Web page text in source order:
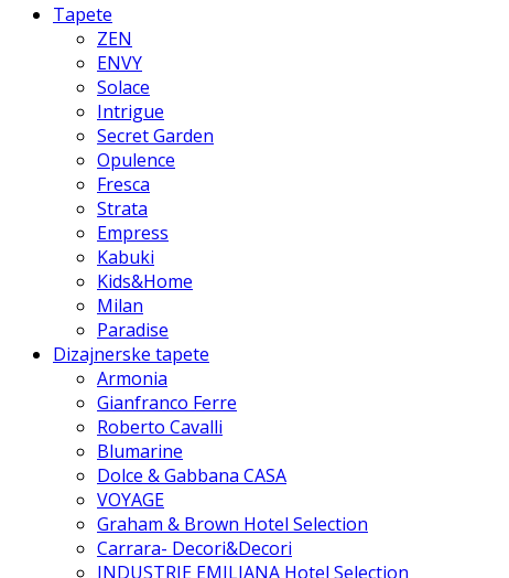
Tapete
ZEN
ENVY
Solace
Intrigue
Secret Garden
Opulence
Fresca
Strata
Empress
Kabuki
Kids&Home
Milan
Paradise
Dizajnerske tapete
Armonia
Gianfranco Ferre
Roberto Cavalli
Blumarine
Dolce & Gabbana CASA
VOYAGE
Graham & Brown Hotel Selection
Carrara- Decori&Decori
INDUSTRIE EMILIANA Hotel Selection